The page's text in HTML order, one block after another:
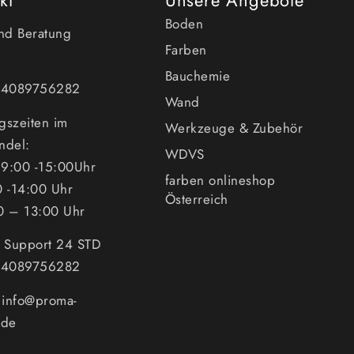
Beratung
im
-15:00Uhr
-14:00 Uhr
– 13:00 Uhr
Support 24 STD
Boden
Farben
Bauchemie
Wand
Werkzeuge & Zubehör
WDVS
farben onlineshop
Österreich